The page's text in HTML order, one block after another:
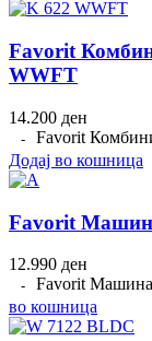
Favorit
WWFT
14.200 ден
Favorit
Додај во кошница
Favorit
12.990 ден
Favorit Машина
во кошница